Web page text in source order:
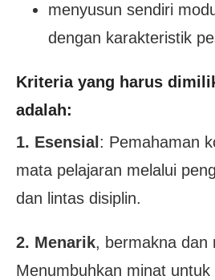
menyusun sendiri
dengan karakteristik
Kriteria yang harus
adalah:
1. Esensial : Pemahaman
mata pelajaran melalui
dan lintas disiplin.
2. Menarik, bermakna dan
Menumbuhkan minat untuk